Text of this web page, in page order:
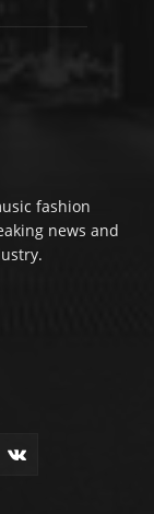
fashion
news and